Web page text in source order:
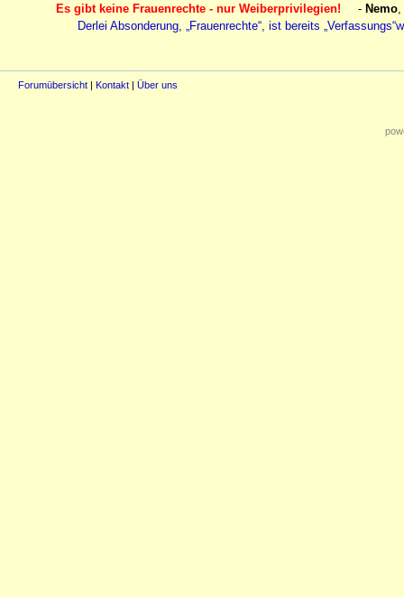
Es gibt keine Frauenrechte - nur Weiberprivilegien!
- Nemo
Derlei Absonderung, „Frauenrechte“, ist bereits
Forumübersicht | Kontakt | Über uns